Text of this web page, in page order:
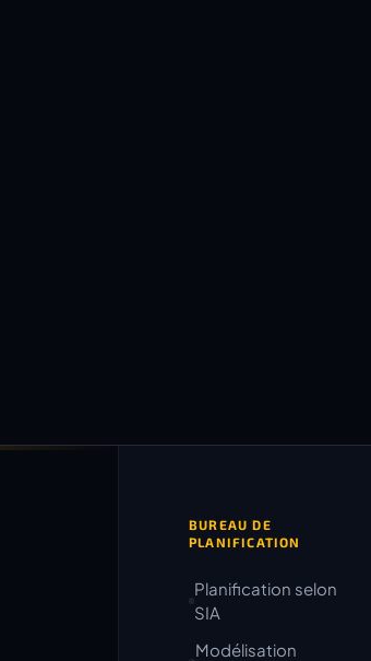
BUREAU DE
PLANIFICATION
Planification selon
SIA
Modélisation